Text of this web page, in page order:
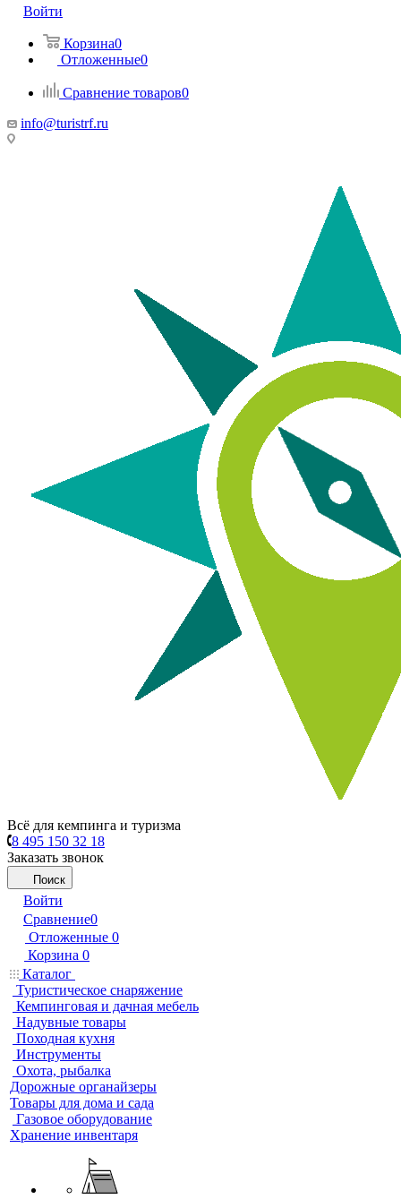
Войти
Корзина0
Отложенные0
Сравнение товаров0
info@turistrf.ru
Всё для кемпинга и туризма
8 495 150 32 18
Заказать звонок
Поиск
Войти
Сравнение0
Отложенные 0
Корзина 0
Каталог
Туристическое снаряжение
Кемпинговая и дачная мебель
Надувные товары
Походная кухня
Инструменты
Охота, рыбалка
Дорожные органайзеры
Товары для дома и сада
Газовое оборудование
Хранение инвентаря